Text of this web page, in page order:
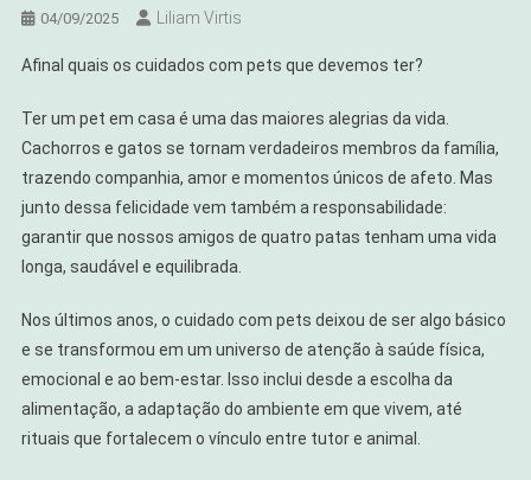
04/09/2025 Liliam Virtis
Afinal quais os cuidados com pets que devemos ter?
Ter um pet em casa é uma das maiores alegrias da vida.
Cachorros e gatos se tornam verdadeiros membros da família,
trazendo companhia, amor e momentos únicos de afeto. Mas
junto dessa felicidade vem também a responsabilidade:
garantir que nossos amigos de quatro patas tenham uma vida
longa, saudável e equilibrada.
Nos últimos anos, o cuidado com pets deixou de ser algo básico
e se transformou em um universo de atenção à saúde física,
emocional e ao bem-estar. Isso inclui desde a escolha da
alimentação, a adaptação do ambiente em que vivem, até
rituais que fortalecem o vínculo entre tutor e animal.